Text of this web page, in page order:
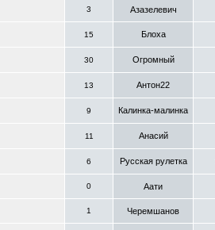
3 Азазелевич
15 Блоха
30 Огромный
13 Антон22
9 Калинка-малинка
11 Анасий
6 Русская рулетка
0 Аати
1 Черемшанов